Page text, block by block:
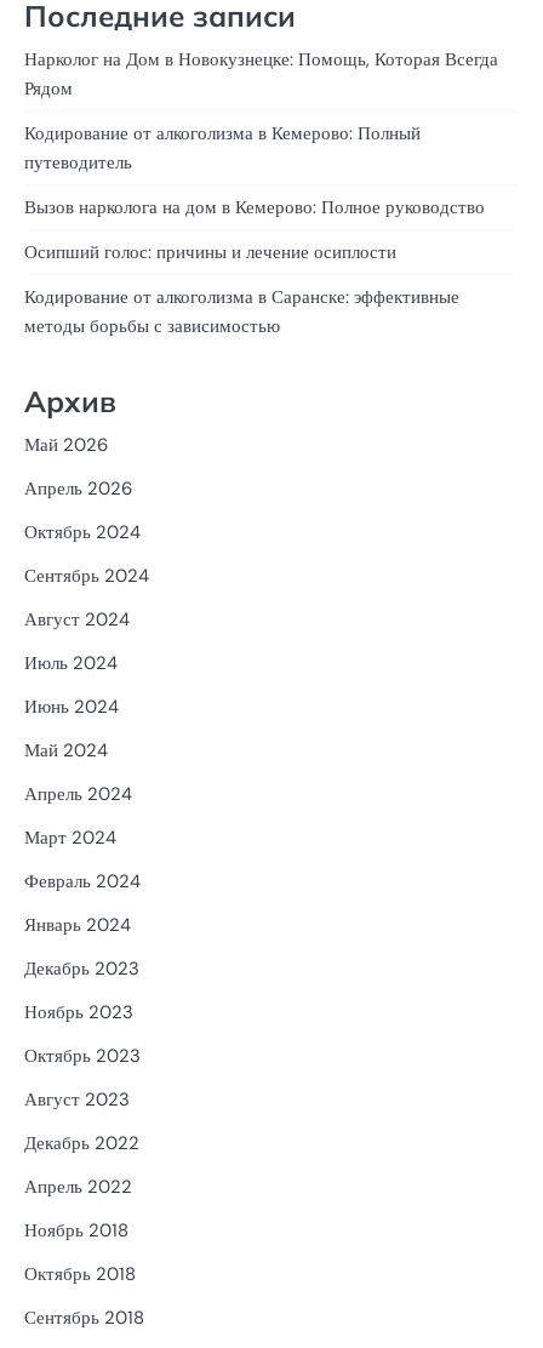
Последние записи
Нарколог на Дом в Новокузнецке: Помощь, Которая Всегда
Рядом
Кодирование от алкоголизма в Кемерово: Полный
путеводитель
Вызов нарколога на дом в Кемерово: Полное руководство
Осипший голос: причины и лечение осиплости
Кодирование от алкоголизма в Саранске: эффективные
методы борьбы с зависимостью
Архив
Май 2026
Апрель 2026
Октябрь 2024
Сентябрь 2024
Август 2024
Июль 2024
Июнь 2024
Май 2024
Апрель 2024
Март 2024
Февраль 2024
Январь 2024
Декабрь 2023
Ноябрь 2023
Октябрь 2023
Август 2023
Декабрь 2022
Апрель 2022
Ноябрь 2018
Октябрь 2018
Сентябрь 2018